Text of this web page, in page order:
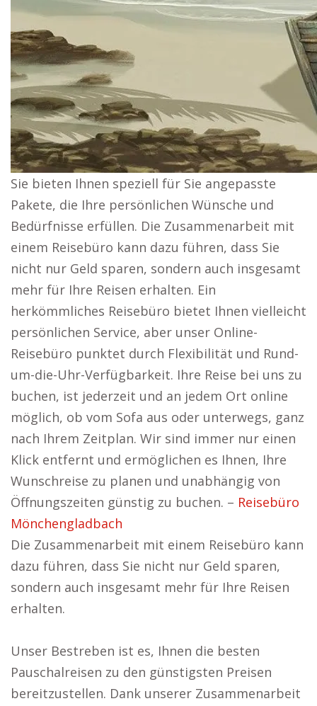
Sie bieten Ihnen speziell für Sie angepasste
Pakete, die Ihre persönlichen Wünsche und
Bedürfnisse erfüllen. Die Zusammenarbeit mit
einem Reisebüro kann dazu führen, dass Sie
nicht nur Geld sparen, sondern auch insgesamt
mehr für Ihre Reisen erhalten. Ein
herkömmliches Reisebüro bietet Ihnen vielleicht
persönlichen Service, aber unser Online-
Reisebüro punktet durch Flexibilität und Rund-
um-die-Uhr-Verfügbarkeit. Ihre Reise bei uns zu
buchen, ist jederzeit und an jedem Ort online
möglich, ob vom Sofa aus oder unterwegs, ganz
nach Ihrem Zeitplan. Wir sind immer nur einen
Klick entfernt und ermöglichen es Ihnen, Ihre
Wunschreise zu planen und unabhängig von
Öffnungszeiten günstig zu buchen. – Reisebüro
Mönchengladbach
Die Zusammenarbeit mit einem Reisebüro kann
dazu führen, dass Sie nicht nur Geld sparen,
sondern auch insgesamt mehr für Ihre Reisen
erhalten.
Unser Bestreben ist es, Ihnen die besten
Pauschalreisen zu den günstigsten Preisen
bereitzustellen. Dank unserer Zusammenarbeit